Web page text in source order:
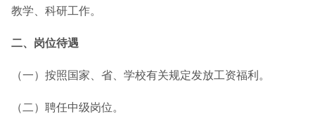
教学、科研工作。
二、岗位待遇
（一）按照国家、省、学校有关规定发放工资福利。
（二）聘任中级岗位。